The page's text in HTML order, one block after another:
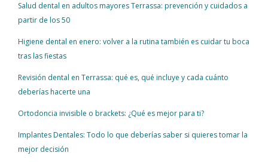
Salud dental en adultos mayores Terrassa: prevención y cuidados a
partir de los 50
Higiene dental en enero: volver a la rutina también es cuidar tu boca
tras las fiestas
Revisión dental en Terrassa: qué es, qué incluye y cada cuánto
deberías hacerte una
Ortodoncia invisible o brackets: ¿Qué es mejor para ti?
Implantes Dentales: Todo lo que deberías saber si quieres tomar la
mejor decisión